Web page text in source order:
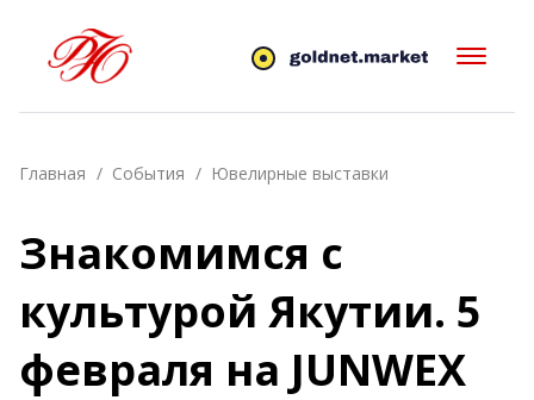
Главная События Ювелирные выставки
Знакомимся с
культурой Якутии. 5
февраля на JUNWEX